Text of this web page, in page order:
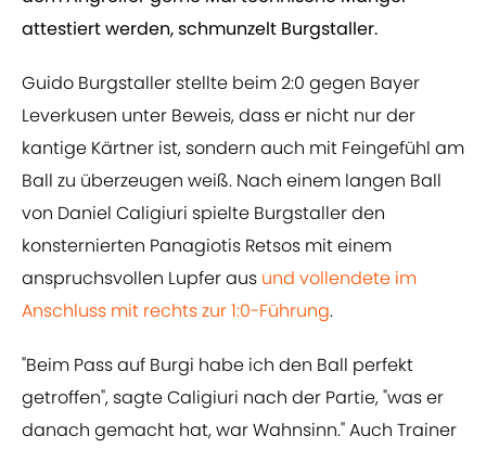
attestiert werden, schmunzelt Burgstaller.
Guido Burgstaller stellte beim 2:0 gegen Bayer
Leverkusen unter Beweis, dass er nicht nur der
kantige Kärtner ist, sondern auch mit Feingefühl am
Ball zu überzeugen weiß. Nach einem langen Ball
von Daniel Caligiuri spielte Burgstaller den
konsternierten Panagiotis Retsos mit einem
anspruchsvollen Lupfer aus ​und vollendete im
Anschluss mit rechts zur 1:0-Führung.
"Beim Pass auf Burgi habe ich den Ball perfekt
getroffen", sagte Caligiuri nach der Partie, "was er
danach gemacht hat, war Wahnsinn." Auch Trainer